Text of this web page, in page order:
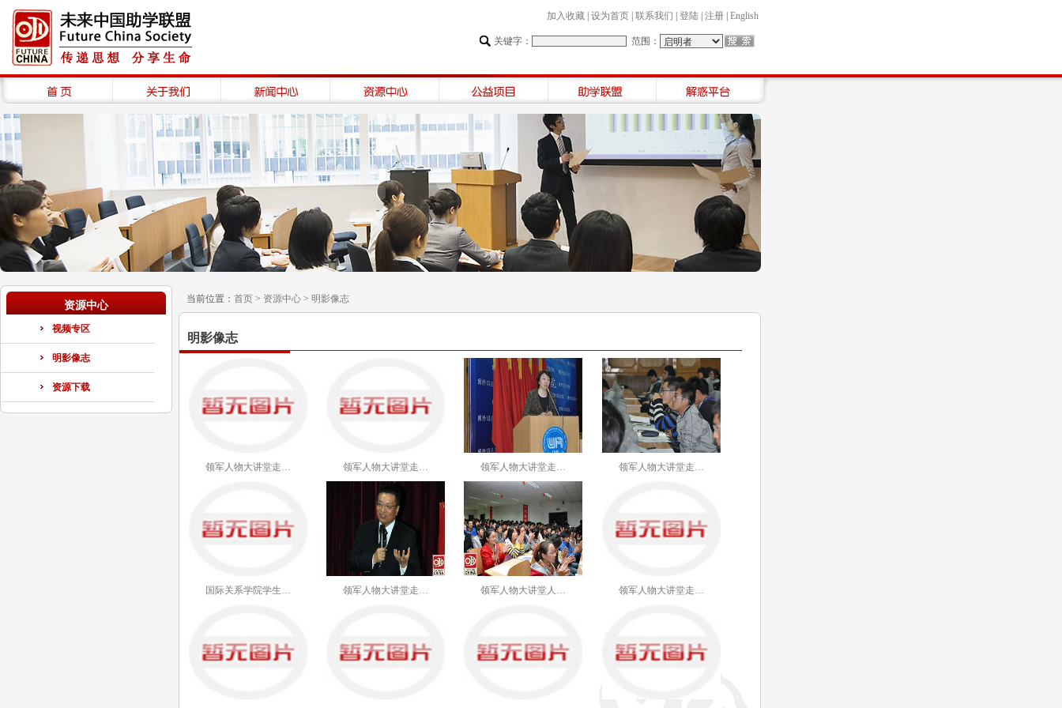
加入收藏 设为首页 联系我们 登陆 注册 English
关键字： 范围：
资源中心
视频专区
明影像志
资源下载
当前位置： 首页 > 资源中心 > 明影像志
明影像志
领军人物大讲堂走… 领军人物大讲堂走… 领军人物大讲堂走… 领军人物大讲堂走…
国际关系学院学生… 领军人物大讲堂走… 领军人物大讲堂人… 领军人物大讲堂走…